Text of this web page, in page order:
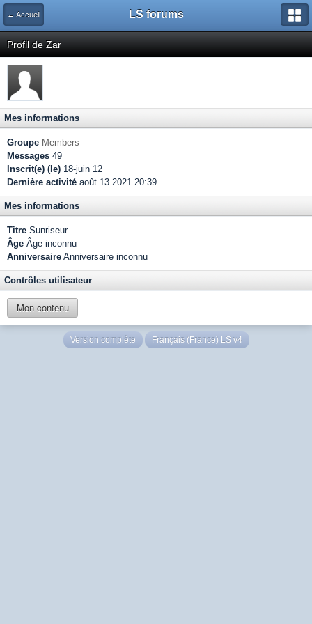
← Accueil LS forums
Profil de Zar
Mes informations
Groupe Members
Messages 49
Inscrit(e) (le) 18-juin 12
Dernière activité août 13 2021 20:39
Mes informations
Titre Sunriseur
Âge Âge inconnu
Anniversaire Anniversaire inconnu
Contrôles utilisateur
Mon contenu
Version complète Français (France) LS v4